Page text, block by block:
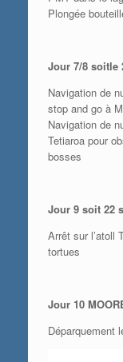
Plongée
Jour 7/8 soitle
Navigation de
stop and go à
Navigation de
Tetiaroa pour
bosses
Jour 9 soit 22
Arrêt sur l’atoll
tortues
Jour 10
Déparquement